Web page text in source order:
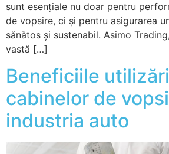
sunt esențiale nu doar pentru
de vopsire, ci și pentru asigurarea
sănătos și sustenabil. Asimo
vastă […]
Beneficiile
cabinelor de
industria auto